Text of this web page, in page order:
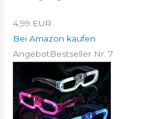
4,99 EUR
Bei Amazon kaufen
AngebotBestseller Nr. 7